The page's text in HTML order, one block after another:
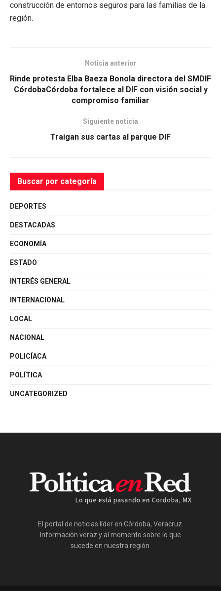
construcción de entornos seguros para las familias de la
región.
Noticia anterior
Rinde protesta Elba Baeza Bonola directora del SMDIF
CórdobaCórdoba fortalece al DIF con visión social y
compromiso familiar
Siguiente noticia
Traigan sus cartas al parque DIF
Buscar por categoría
DEPORTES
DESTACADAS
ECONOMÍA
ESTADO
INTERÉS GENERAL
INTERNACIONAL
LOCAL
NACIONAL
POLICÍACA
POLÍTICA
UNCATEGORIZED
El portal de noticias líder en Córdoba, Veracruz.
Información veraz y al momento sobre lo que
sucede en nuestra región.